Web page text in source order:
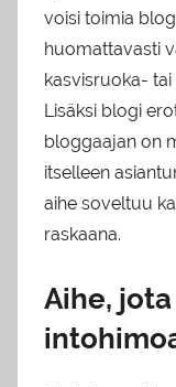
voisi toimia
huomattavasti
kasvisruoka-
Lisäksi blogi
bloggaajan on
itselleen
aihe soveltuu
raskaana.
Aihe,